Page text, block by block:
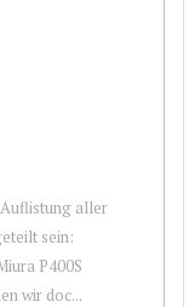
aller
sein:
P400S
wir doc...